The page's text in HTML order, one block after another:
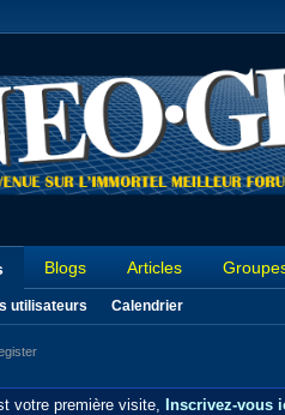
Blogs Articles
utilisateurs Calendrier
votre première visite, Inscrivez-vous